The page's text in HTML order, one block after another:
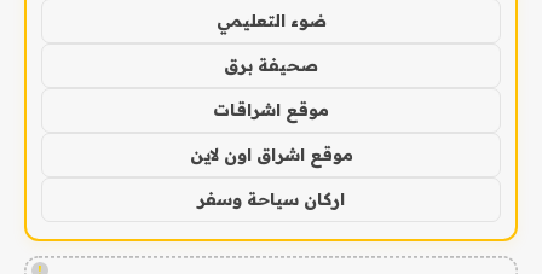
ضوء التعليمي
صحيفة برق
موقع اشراقات
موقع اشراق اون لاين
اركان سياحة وسفر
!